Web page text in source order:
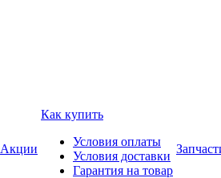
Акции
Как купить
Условия оплаты
Условия доставки
Гарантия на товар